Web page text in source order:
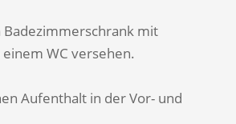
Badezimmerschrank mit
WC versehen.
Aufenthalt in der Vor- und